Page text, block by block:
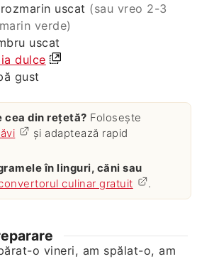
uscat (sau vreo 2-3
verde)
uscat
dulce
gust
cea din rețetă? Folosește
și adaptează rapid
culinar gratuit .
o vineri, am spălat-o, am